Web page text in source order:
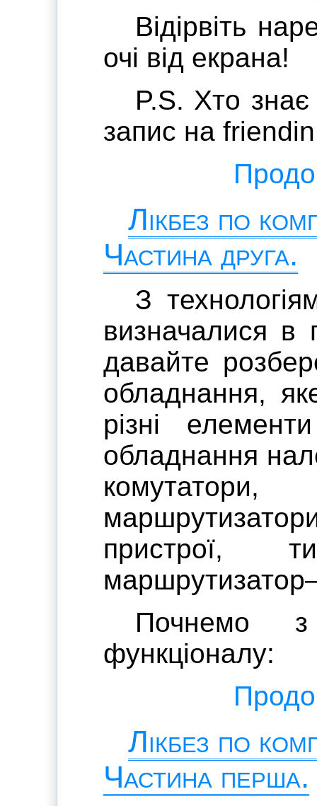
Відірвіть
очі від екрана!
P.S. Хто знає
запис на
Лікбез по
Частина друга.
З
визначалися в
давайте
обладнання,
різні
обладнання
пристрої,
Почнемо з
функціоналу:
Лікбез по
Частина перша.